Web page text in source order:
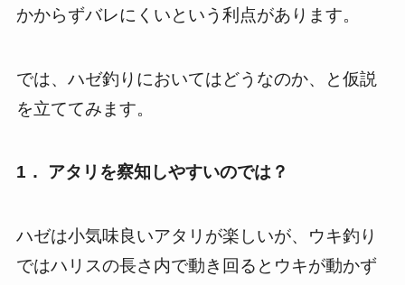
かからずバレにくいという利点があります。
では、ハゼ釣りにおいてはどうなのか、と仮説
を立ててみます。
1． アタリを察知しやすいのでは？
ハゼは小気味良いアタリが楽しいが、ウキ釣り
ではハリスの長さ内で動き回るとウキが動かず